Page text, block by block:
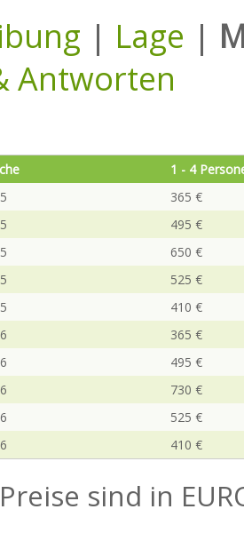
| Lage |
Antworten
1 - 4
365 €
495 €
650 €
525 €
410 €
365 €
495 €
730 €
525 €
410 €
sind in